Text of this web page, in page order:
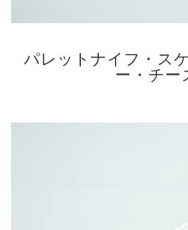
パレットナイフ・ス
ー・チー